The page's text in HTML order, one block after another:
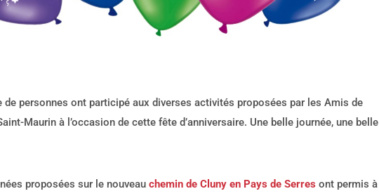
de personnes ont participé aux diverses activités proposées par les Amis de
Maurin à l’occasion de cette fête d’anniversaire. Une belle journée, une belle
proposées sur le nouveau chemin de Cluny en Pays de Serres ont permis à